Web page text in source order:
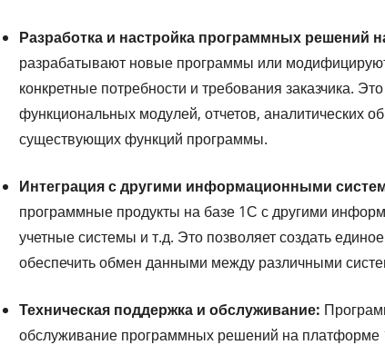
Разработка и настройка программных решений
разрабатывают новые программы или
конкретные потребности и требования заказчика.
функциональных модулей, отчетов, аналитических
существующих функций программы.
Интеграция с другими информационными
программные продукты на базе 1С с другими
учетные системы и т.д. Это позволяет создать
обеспечить обмен данными между различными
Техническая поддержка и обслуживание:
обслуживание программных решений на платформе